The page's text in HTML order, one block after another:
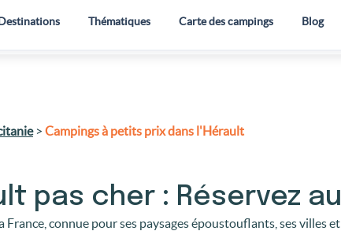
Thématiques Carte des campings Blog
> Campings à petits prix dans l'Hérault
pas cher : Réservez
France, connue pour ses paysages époustouflants, ses villes